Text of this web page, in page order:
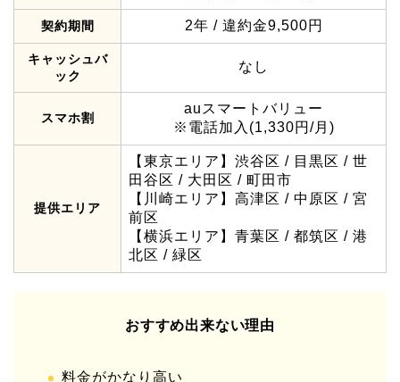
契約期間 2年 / 違約金9,500円
キャッシュバ
ック
なし
スマホ割
auスマートバリュー
※電話加入(1,330円/月)
提供エリア
【東京エリア】渋谷区 / 目黒区 / 世
田谷区 / 大田区 / 町田市
【川崎エリア】高津区 / 中原区 / 宮
前区
【横浜エリア】青葉区 / 都筑区 / 港
北区 / 緑区
おすすめ出来ない理由
料金がかなり高い